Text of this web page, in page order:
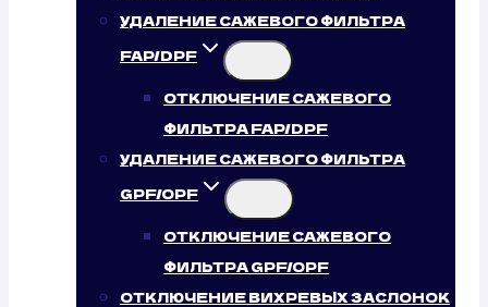
УДАЛЕНИЕ САЖЕВОГО ФИЛЬТРА
FAP/DPF
ОТКЛЮЧЕНИЕ САЖЕВОГО
ФИЛЬТРА FAP/DPF
УДАЛЕНИЕ САЖЕВОГО ФИЛЬТРА
GPF/OPF
ОТКЛЮЧЕНИЕ САЖЕВОГО
ФИЛЬТРА GPF/OPF
ОТКЛЮЧЕНИЕ ВИХРЕВЫХ ЗАСЛОНОК